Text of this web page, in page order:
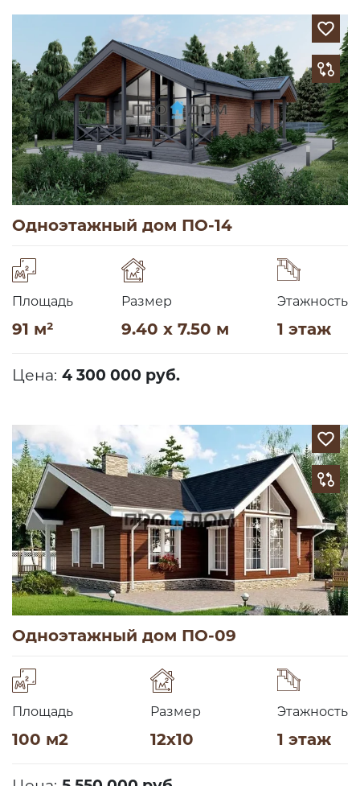
Одноэтажный дом ПО-14
Площадь
91 м²
Размер
9.40 x 7.50 м
Этажность
1 этаж
Цена: 4 300 000 руб.
Одноэтажный дом ПО-09
Площадь
100 м2
Размер
12х10
Этажность
1 этаж